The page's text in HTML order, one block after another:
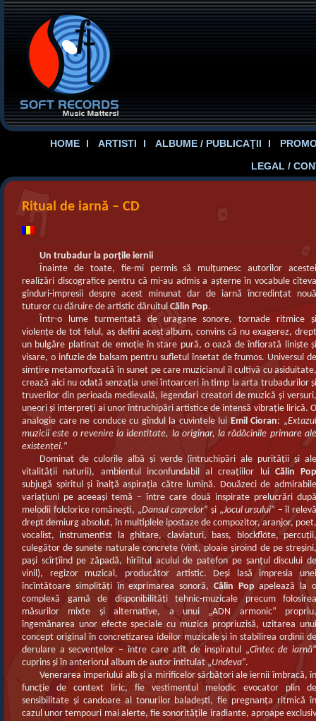
HOME ARTISTI ALBUME / PUBLICAŢII
LEGAL /
Ritual de iarnă – CD
Un trubadur la porţile iernii
Înainte de toate, fie-mi permis să mulţumesc autorilor acestei
realizări discografice pentru că mi-au admis a aşterne în vocabule cîteva
gînduri-impresii despre acest minunat dar de iarnă încredinţat nouă
tuturor cu dăruire de artistic dăruitul Călin Pop.
Într-o lume turmentată de uragane sonore, tornade ritmice şi
violenţe de tot felul, aş defini acest album, convins că nu exagerez, drept
un bulgăre platinat de emoţie în stare pură, o oază de înfiorată linişte şi
visare, o infuzie de balsam pentru sufletul însetat de frumos. Universul de
simţire metamorfozată în sunet pe care muzicianul îl cultivă cu asiduitate,
crează aici nu odată senzaţia unei întoarceri în timp la arta trubadurilor şi
truverilor din perioada medievală, legendari creatori de muzică şi versuri,
uneori şi interpreţi ai unor întruchipări artistice de intensă vibraţie lirică. O
analogie care ne conduce cu gîndul la cuvintele lui Emil Cioran: „
muzicii este o revenire la identitate, la originar, la rădăcinile primare ale
existenţei.”
Dominat de culorile albă şi verde (întruchipări ale purităţii şi ale
vitalităţii naturii), ambientul inconfundabil al creaţiilor lui Călin Pop
subjugă spiritul şi înalţă aspiraţia către lumină. Douăzeci de admirabile
variaţiuni pe aceeaşi temă – între care două inspirate prelucrări după
melodii folclorice româneşti, „Dansul caprelor” şi „Jocul ursului” – îl
drept demiurg absolut, în multiplele ipostaze de compozitor, aranjor, poet,
vocalist, instrumentist la ghitare, claviaturi, bass, blockflöte, percuţii,
culegător de sunete naturale concrete (vînt, ploaie şiroind de pe streşini,
paşi scîrţîind pe zăpadă, hîrîitul acului de patefon pe şanţul discului de
vinil), regizor muzical, producător artistic. Deşi lasă impresia unei
încîntătoare simplităţi în exprimarea sonoră, Călin Pop apelează la
complexă gamă de disponibilităţi tehnic-muzicale precum folosirea
măsurilor mixte şi alternative, a unui „ADN armonic” propriu,
îngemănarea unor efecte speciale cu muzica propriuzisă, uzitarea unui
concept original în concretizarea ideilor muzicale şi în stabilirea ordinii de
derulare a secvenţelor – între care atît de inspiratul „Cîntec de iarnă
cuprins şi în anteriorul album de autor intitulat „Undeva”.
Venerarea imperiului alb şi a mirificelor sărbători ale iernii îmbracă, în
funcţie de context liric, fie vestimentul melodic evocator plin de
sensibilitate şi candoare al tonurilor baladeşti, fie pregnanţa ritmică în
cazul unor tempouri mai alerte, fie sonorităţile iradiante, aproape exclusiv